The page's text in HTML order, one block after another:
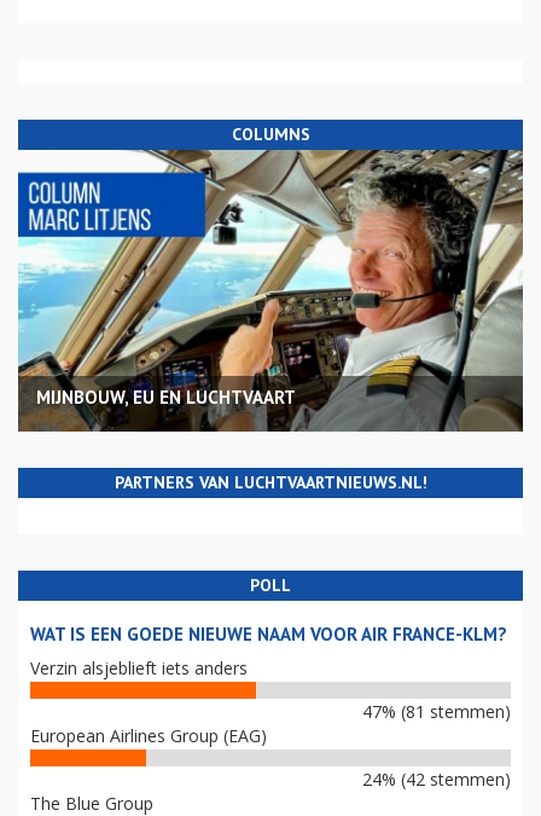
COLUMNS
MIJNBOUW, EU EN LUCHTVAART
PARTNERS VAN LUCHTVAARTNIEUWS.NL!
POLL
WAT IS EEN GOEDE NIEUWE NAAM VOOR AIR FRANCE-KLM?
Verzin alsjeblieft iets anders
47% (81 stemmen)
European Airlines Group (EAG)
24% (42 stemmen)
The Blue Group